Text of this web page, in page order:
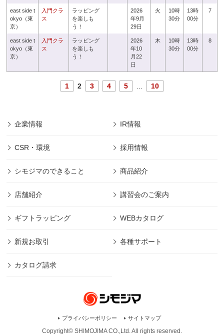
east side t
okyo（東
京）
入門クラ
ス
ラッピング
を楽しも
う！
2026
年9月
29日
火
10時
30分
13時
00分
7
east side t
okyo（東
京）
入門クラ
ス
ラッピング
を楽しも
う！
2026
年10
月22
日
木
10時
30分
13時
00分
8
1 2 3 4 5 10
企業情報 IR情報
CSR・環境 採用情報
シモジマのできること 商品紹介
店舗紹介 講習会のご案内
ギフトラッピング WEBカタログ
新規お取引 各種サポート
カタログ請求
プライバシーポリシー サイトマップ
Copyright© SHIMOJIMA CO.,Ltd. All rights reserved.